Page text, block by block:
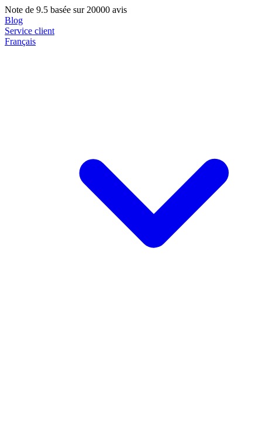
Note de 9.5 basée sur 20000 avis
Blog
Service client
Français